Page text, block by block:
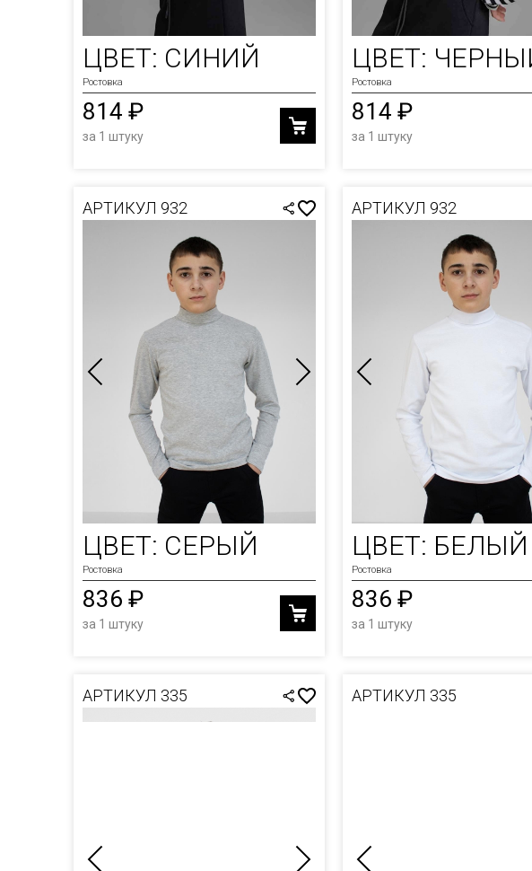
ЮБКИ
ХУДИ
ШАПКИ
ШОРТЫ
ЦВЕТ: СИНИЙ
Ростовка
814 ₽
за 1 штуку
ЦВЕТ:
Ростовка
814 ₽
за 1 штуку
АРТИКУЛ 932
ЦВЕТ: СЕРЫЙ
Ростовка
836 ₽
за 1 штуку
АРТИКУЛ 932
ЦВЕТ: БЕЛЫЙ
Ростовка
836 ₽
за 1 штуку
АРТИКУЛ 335 АРТИКУЛ 335